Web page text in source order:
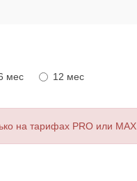
мес 12 мес
на тарифах PRO или MAX.